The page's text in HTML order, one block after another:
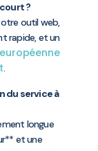
?
outil web,
rapide, et un
.
du service à
longue
et une